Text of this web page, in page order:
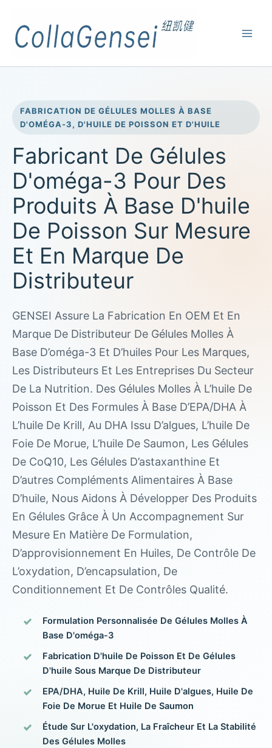
FABRICATION DE GÉLULES MOLLES À BASE
D'OMÉGA-3, D'HUILE DE POISSON ET D'HUILE
Fabricant De Gélules
D'oméga-3 Pour Des
Produits À Base D'huile
De Poisson Sur Mesure
Et En Marque De
Distributeur
GENSEI Assure La Fabrication En OEM Et En
Marque De Distributeur De Gélules Molles À
Base D’oméga-3 Et D’huiles Pour Les Marques,
Les Distributeurs Et Les Entreprises Du Secteur
De La Nutrition. Des Gélules Molles À L’huile De
Poisson Et Des Formules À Base D’EPA/DHA À
L’huile De Krill, Au DHA Issu D’algues, L’huile De
Foie De Morue, L’huile De Saumon, Les Gélules
De CoQ10, Les Gélules D’astaxanthine Et
D’autres Compléments Alimentaires À Base
D’huile, Nous Aidons À Développer Des Produits
En Gélules Grâce À Un Accompagnement Sur
Mesure En Matière De Formulation,
D’approvisionnement En Huiles, De Contrôle De
L’oxydation, D’encapsulation, De
Conditionnement Et De Contrôles Qualité.
Formulation Personnalisée De Gélules Molles À
Base D'oméga-3
Fabrication D'huile De Poisson Et De Gélules
D'huile Sous Marque De Distributeur
EPA/DHA, Huile De Krill, Huile D'algues, Huile De
Foie De Morue Et Huile De Saumon
Étude Sur L'oxydation, La Fraîcheur Et La Stabilité
Des Gélules Molles